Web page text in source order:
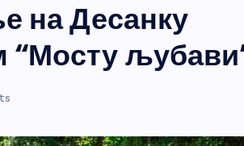
на Десанку
“Мосту